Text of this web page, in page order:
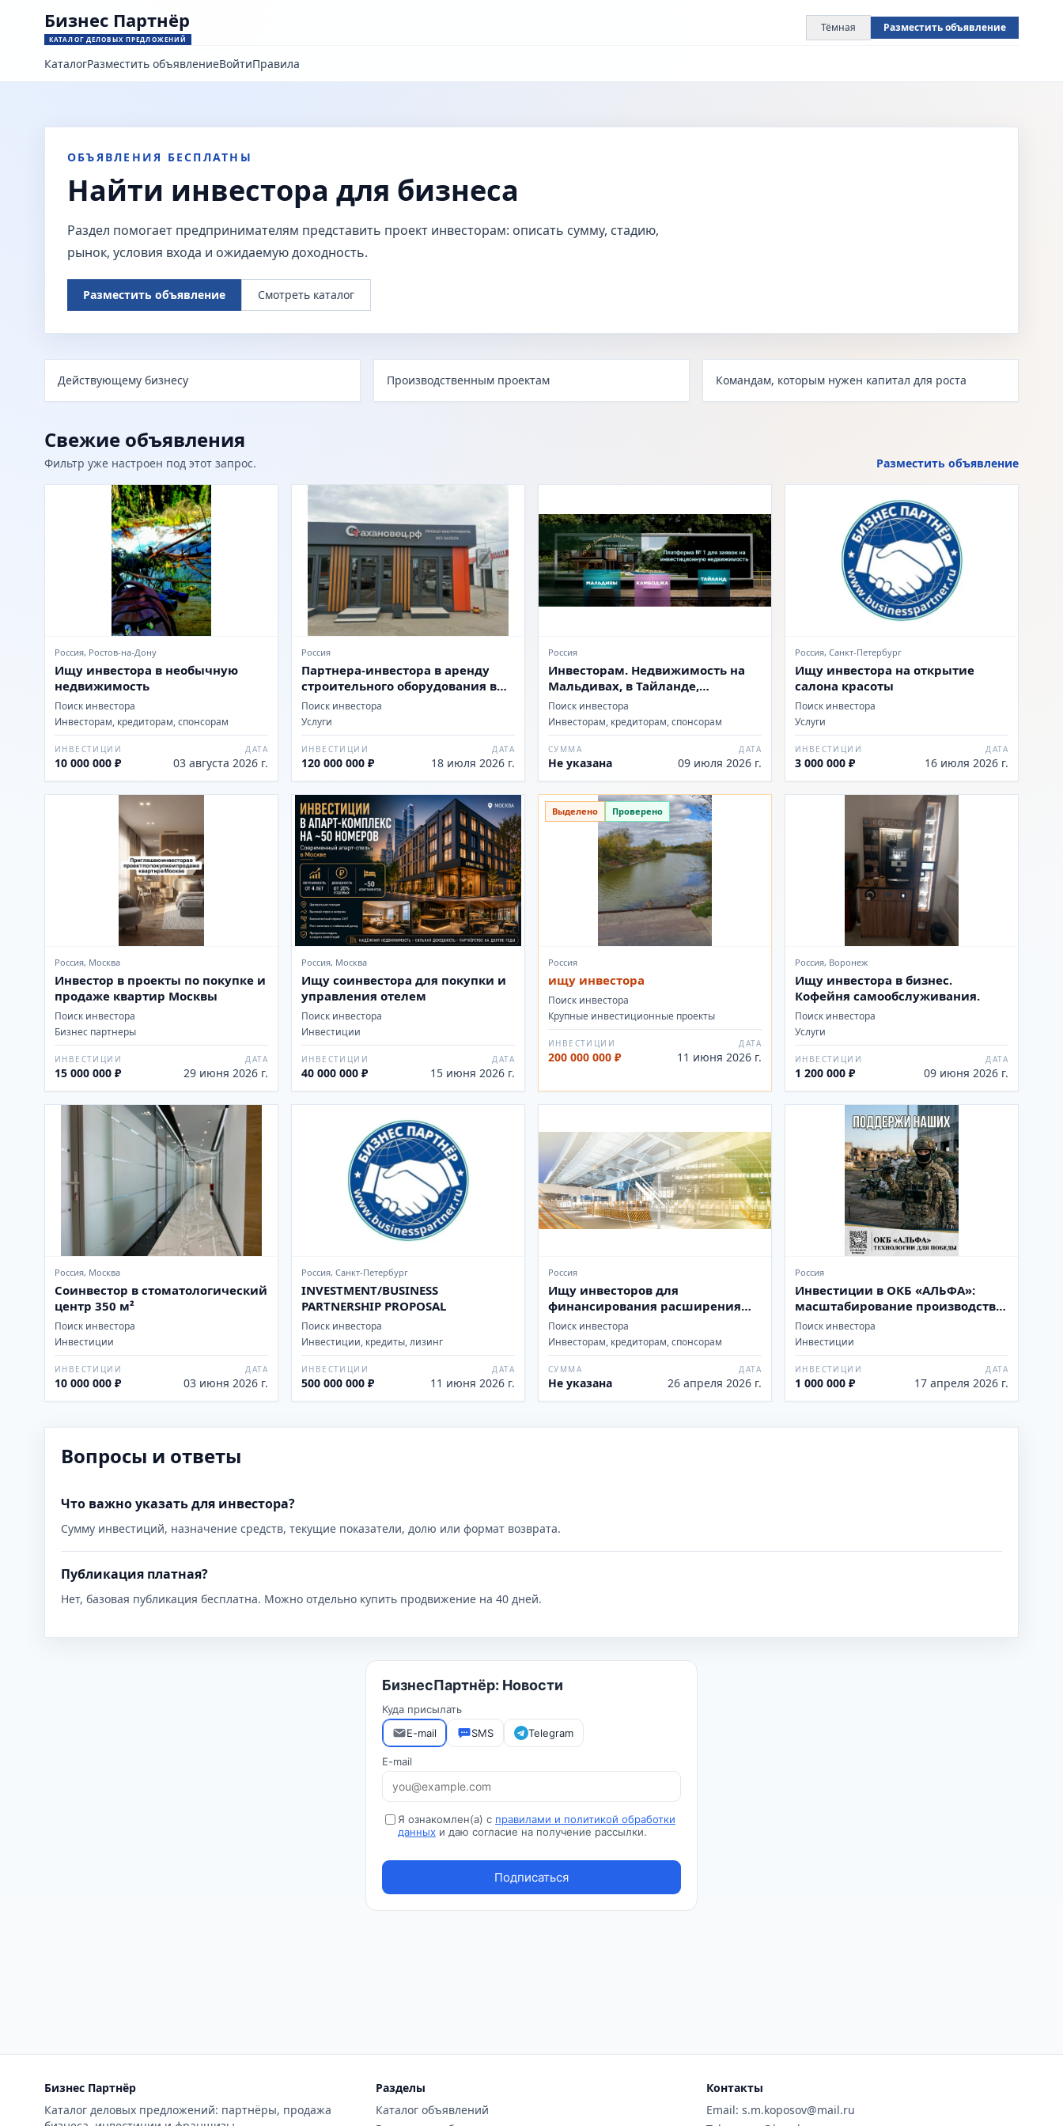
Бизнес Партнёр
КАТАЛОГ ДЕЛОВЫХ ПРЕДЛОЖЕНИЙ
Тёмная Разместить объявление
КаталогРазместить объявлениеВойтиПравила
ОБЪЯВЛЕНИЯ БЕСПЛАТНЫ
Найти инвестора для бизнеса
Раздел помогает предпринимателям представить проект инвесторам: описать сумму, стадию,
рынок, условия входа и ожидаемую доходность.
Разместить объявление Смотреть каталог
Действующему бизнесу Производственным проектам Командам, которым нужен капитал для роста
Свежие объявления
Фильтр уже настроен под этот запрос. Разместить объявление
Россия, Ростов-на-Дону
Ищу инвестора в необычную
недвижимость
Поиск инвестора
Инвесторам, кредиторам, спонсорам
ИНВЕСТИЦИИ
10 000 000 ₽
ДАТА
03 августа 2026 г.
Россия
Партнера-инвестора в аренду
строительного оборудования в
ООО (irr 35%)
Поиск инвестора
Услуги
ИНВЕСТИЦИИ
120 000 000 ₽
ДАТА
18 июля 2026 г.
Россия
Инвесторам. Недвижимость на
Мальдивах, в Тайланде,
Камбодже.
Поиск инвестора
Инвесторам, кредиторам, спонсорам
СУММА
Не указана
ДАТА
09 июля 2026 г.
Россия, Санкт-Петербург
Ищу инвестора на открытие
салона красоты
Поиск инвестора
Услуги
ИНВЕСТИЦИИ
3 000 000 ₽
ДАТА
16 июля 2026 г.
Россия, Москва
Инвестор в проекты по покупке и
продаже квартир Москвы
Поиск инвестора
Бизнес партнеры
ИНВЕСТИЦИИ
15 000 000 ₽
ДАТА
29 июня 2026 г.
Россия, Москва
Ищу соинвестора для покупки и
управления отелем
Поиск инвестора
Инвестиции
ИНВЕСТИЦИИ
40 000 000 ₽
ДАТА
15 июня 2026 г.
Выделено Проверено
Россия
ищу инвестора
Поиск инвестора
Крупные инвестиционные проекты
ИНВЕСТИЦИИ
200 000 000 ₽
ДАТА
11 июня 2026 г.
Россия, Воронеж
Ищу инвестора в бизнес.
Кофейня самообслуживания.
Поиск инвестора
Услуги
ИНВЕСТИЦИИ
1 200 000 ₽
ДАТА
09 июня 2026 г.
Россия, Москва
Соинвестор в стоматологический
центр 350 м²
Поиск инвестора
Инвестиции
ИНВЕСТИЦИИ
10 000 000 ₽
ДАТА
03 июня 2026 г.
Россия, Санкт-Петербург
INVESTMENT/BUSINESS
PARTNERSHIP PROPOSAL
Поиск инвестора
Инвестиции, кредиты, лизинг
ИНВЕСТИЦИИ
500 000 000 ₽
ДАТА
11 июня 2026 г.
Россия
Ищу инвесторов для
финансирования расширения
бизнеса
Поиск инвестора
Инвесторам, кредиторам, спонсорам
СУММА
Не указана
ДАТА
26 апреля 2026 г.
Россия
Инвестиции в ОКБ «АЛЬФА»:
масштабирование производства
инновационных БПЛА
«Изделие-98»
Поиск инвестора
Инвестиции
ИНВЕСТИЦИИ
1 000 000 ₽
ДАТА
17 апреля 2026 г.
Вопросы и ответы
Что важно указать для инвестора?
Сумму инвестиций, назначение средств, текущие показатели, долю или формат возврата.
Публикация платная?
Нет, базовая публикация бесплатна. Можно отдельно купить продвижение на 40 дней.
Бизнес Партнёр
Каталог деловых предложений: партнёры, продажа
Разделы
Каталог объявлений
Контакты
Email: s.m.koposov@mail.ru